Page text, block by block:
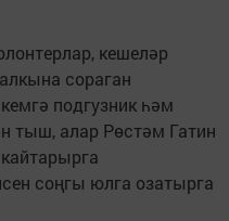
кешеләр
сораган
подгузник һәм
тыш, алар Рөстәм Гатин
соңгы юлга озатырга